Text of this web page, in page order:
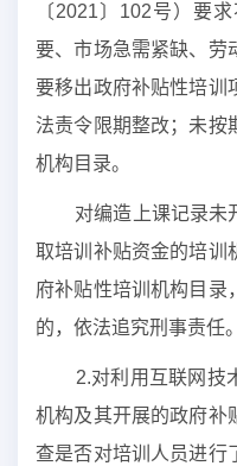
〔2021〕102号）要
要、市场急需紧缺、劳
要移出政府补贴性培训
法责令限期整改；未按
机构目录。
对编造上课记录未
取培训补贴资金的培训
府补贴性培训机构目录
的，依法追究刑事责任。
2.对利用互联网技术
机构及其开展的政府补
查是否对培训人员进行